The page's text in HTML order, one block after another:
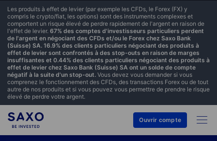
Les produits à effet de levier (par exemple les CFDs, le Forex (FX) y
compris le crypto/fiat, les options) sont des instruments complexes et
comportent un risque élevé de perdre rapidement de l'argent en raison de
l'effet de levier. 67% des comptes d'investisseurs particuliers perdent
de l'argent en négociant des CFDs et/ou le Forex chez Saxo Bank
(Suisse) SA. 16.9% des clients particuliers négociant des produits à
effet de levier sont confrontés à des stop-outs en raison de marges
insuffisantes et 0.44% des clients particuliers négociant des produits à
effet de levier chez Saxo Bank (Suisse) SA ont un solde de compte
négatif à la suite d'un stop-out. Vous devez vous demander si vous
comprenez le fonctionnement des CFDs, des transactions Forex ou de tout
autre de nos produits et si vous pouvez vous permettre de prendre le risque
élevé de perdre votre argent.
Ouvrir compte